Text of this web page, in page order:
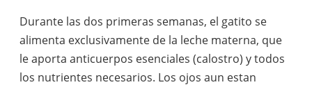
Durante las dos primeras semanas, el gatito se
alimenta exclusivamente de la leche materna, que
le aporta anticuerpos esenciales (calostro) y todos
los nutrientes necesarios. Los ojos aun estan